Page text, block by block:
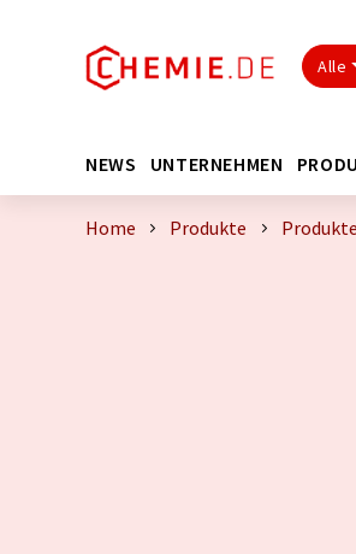
Alle
NEWS UNTERNEHMEN
Home Produkte